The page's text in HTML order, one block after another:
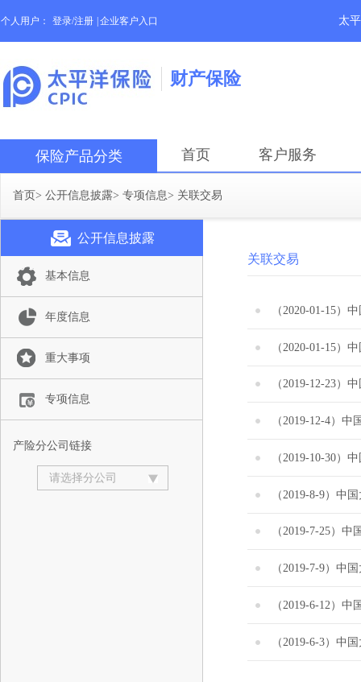
个人用户： 登录/注册 企业客户入口 太
财产保险
保险产品分类 首页 客户服务
首页> 公开信息披露> 专项信息> 关联交易
公开信息披露
基本信息
年度信息
重大事项
专项信息
产险分公司链接
请选择分公司
关联交易